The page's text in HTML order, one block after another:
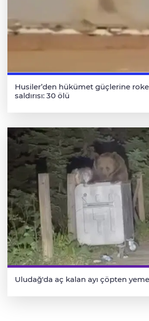
Husiler’den hükümet güçlerine
saldırısı: 30 ölü
Uludağ'da aç kalan ayı çöpten